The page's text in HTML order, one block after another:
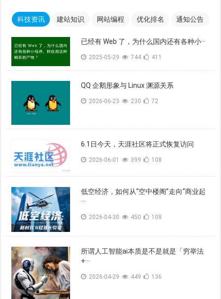
科技资讯 建站知识 网站编程 优化排名 通知公告
已经有 Web 了，为什么国内还有各种小···
2025-05-29 744 411
QQ 企鹅形象与 Linux 渊源关系
2026-06-23 230 72
6.1日今天，天涯社区将正式恢复访问
2026-06-01 399 108
低空经济，如何从“空中楼阁”走向“商业起
···
2026-04-30 450 108
所谓人工智能ai本质是不是就是「穷举法
+···
2026-04-29 449 136